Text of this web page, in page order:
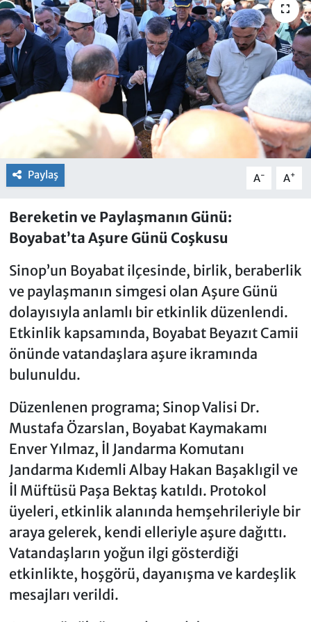
Paylaş A- A+
Bereketin ve Paylaşmanın Günü:
Boyabat’ta Aşure Günü Coşkusu
Sinop’un Boyabat ilçesinde, birlik, beraberlik
ve paylaşmanın simgesi olan Aşure Günü
dolayısıyla anlamlı bir etkinlik düzenlendi.
Etkinlik kapsamında, Boyabat Beyazıt Camii
önünde vatandaşlara aşure ikramında
bulunuldu.
Düzenlenen programa; Sinop Valisi Dr.
Mustafa Özarslan, Boyabat Kaymakamı
Enver Yılmaz, İl Jandarma Komutanı
Jandarma Kıdemli Albay Hakan Başaklıgil ve
İl Müftüsü Paşa Bektaş katıldı. Protokol
üyeleri, etkinlik alanında hemşehrileriyle bir
araya gelerek, kendi elleriyle aşure dağıttı.
Vatandaşların yoğun ilgi gösterdiği
etkinlikte, hoşgörü, dayanışma ve kardeşlik
mesajları verildi.